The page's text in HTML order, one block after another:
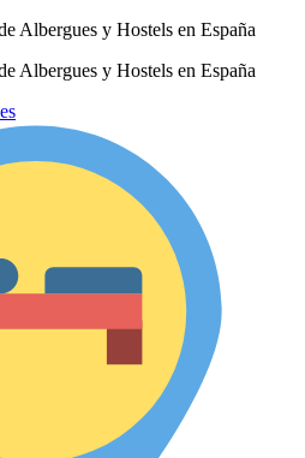
Albergues y Hostels en España
Albergues y Hostels en España